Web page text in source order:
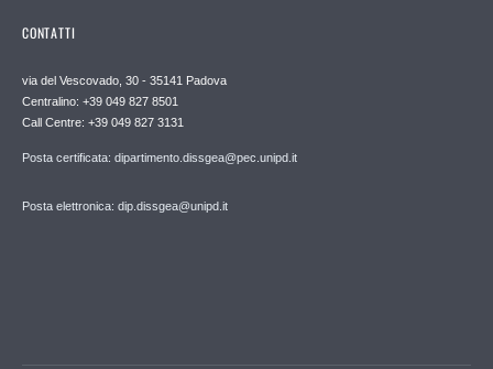
CONTATTI
via del Vescovado, 30 - 35141 Padova
Centralino: +39 049 827 8501
Call Centre: +39 049 827 3131
Posta certificata: dipartimento.dissgea@pec.unipd.it
Posta elettronica: dip.dissgea@unipd.it